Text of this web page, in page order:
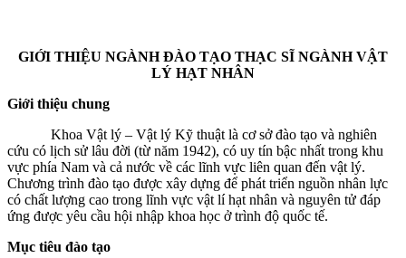
GIỚI THIỆU NGÀNH ĐÀO TẠO THẠC SĨ NGÀNH VẬT
LÝ HẠT NHÂN
Giới thiệu chung
Khoa Vật lý – Vật lý Kỹ thuật là cơ sở đào tạo và nghiên
cứu có lịch sử lâu đời (từ năm 1942), có uy tín bậc nhất trong khu
vực phía Nam và cả nước về các lĩnh vực liên quan đến vật lý.
Chương trình đào tạo được xây dựng để phát triển nguồn nhân lực
có chất lượng cao trong lĩnh vực vật lí hạt nhân và nguyên tử đáp
ứng được yêu cầu hội nhập khoa học ở trình độ quốc tế.
Mục tiêu đào tạo